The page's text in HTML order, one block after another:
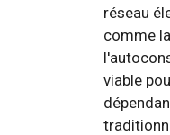
réseau
comme
viable